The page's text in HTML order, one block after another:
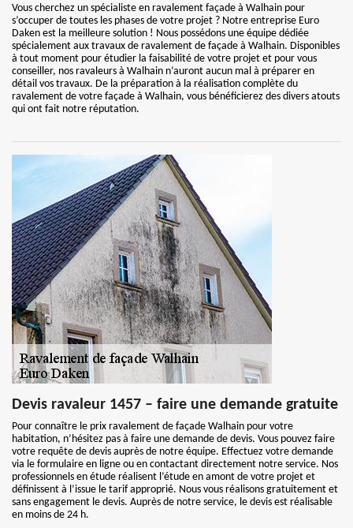
Vous cherchez un spécialiste en ravalement façade à Walhain pour
s’occuper de toutes les phases de votre projet ? Notre entreprise Euro
Daken est la meilleure solution ! Nous possédons une équipe dédiée
spécialement aux travaux de ravalement de façade à Walhain. Disponibles
à tout moment pour étudier la faisabilité de votre projet et pour vous
conseiller, nos ravaleurs à Walhain n’auront aucun mal à préparer en
détail vos travaux. De la préparation à la réalisation complète du
ravalement de votre façade à Walhain, vous bénéficierez des divers atouts
qui ont fait notre réputation.
Devis ravaleur 1457 – faire une demande gratuite
Pour connaître le prix ravalement de façade Walhain pour votre
habitation, n’hésitez pas à faire une demande de devis. Vous pouvez faire
votre requête de devis auprès de notre équipe. Effectuez votre demande
via le formulaire en ligne ou en contactant directement notre service. Nos
professionnels en étude réalisent l’étude en amont de votre projet et
définissent à l’issue le tarif approprié. Nous vous réalisons gratuitement et
sans engagement le devis. Auprès de notre service, le devis est réalisable
en moins de 24 h.